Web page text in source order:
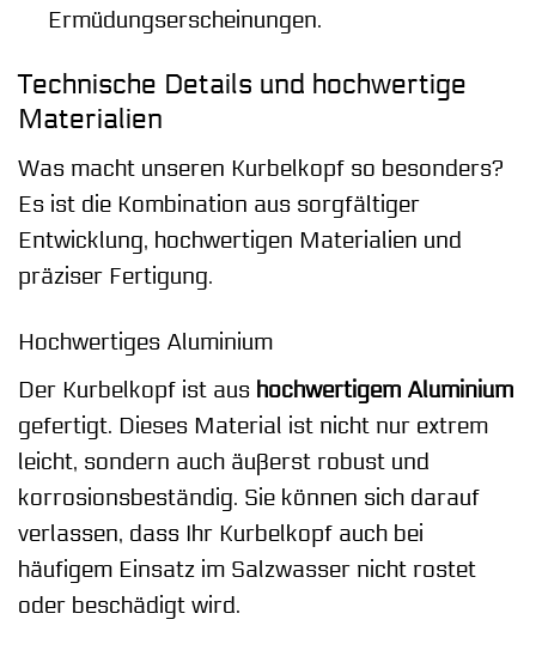
Ermüdungserscheinungen.
Technische Details und hochwertige
Materialien
Was macht unseren Kurbelkopf so besonders?
Es ist die Kombination aus sorgfältiger
Entwicklung, hochwertigen Materialien und
präziser Fertigung.
Hochwertiges Aluminium
Der Kurbelkopf ist aus hochwertigem Aluminium
gefertigt. Dieses Material ist nicht nur extrem
leicht, sondern auch äußerst robust und
korrosionsbeständig. Sie können sich darauf
verlassen, dass Ihr Kurbelkopf auch bei
häufigem Einsatz im Salzwasser nicht rostet
oder beschädigt wird.